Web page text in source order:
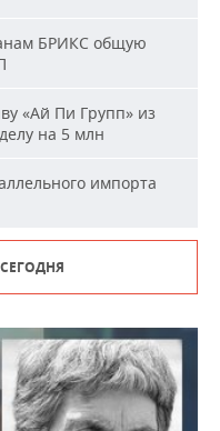
БРИКС общую
«Ай Пи Групп» из
на 5 млн
импорта